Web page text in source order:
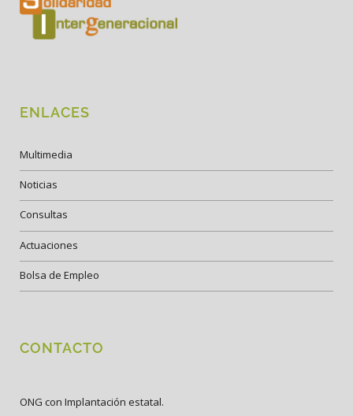
ENLACES
Multimedia
Noticias
Consultas
Actuaciones
Bolsa de Empleo
CONTACTO
ONG con Implantación estatal.